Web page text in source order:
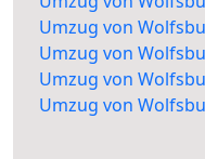
Umzug von
Umzug von
Umzug von
Umzug von